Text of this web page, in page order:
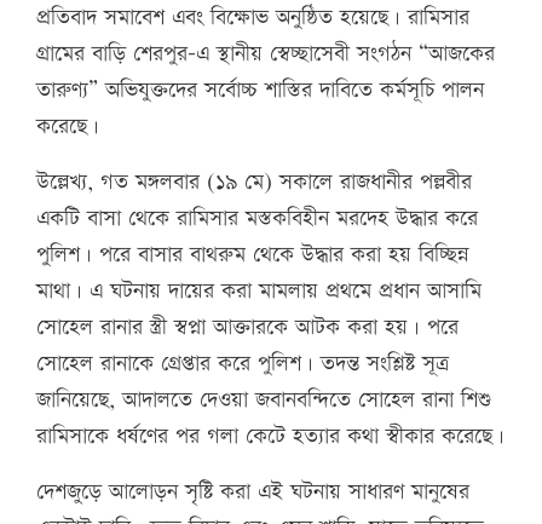
প্রতিবাদ সমাবেশ এবং বিক্ষোভ অনুষ্ঠিত হয়েছে। রামিসার
গ্রামের বাড়ি শেরপুর-এ স্থানীয় স্বেচ্ছাসেবী সংগঠন “আজকের
তারুণ্য” অভিযুক্তদের সর্বোচ্চ শাস্তির দাবিতে কর্মসূচি পালন
করেছে।
উল্লেখ্য, গত মঙ্গলবার (১৯ মে) সকালে রাজধানীর পল্লবীর
একটি বাসা থেকে রামিসার মস্তকবিহীন মরদেহ উদ্ধার করে
পুলিশ। পরে বাসার বাথরুম থেকে উদ্ধার করা হয় বিচ্ছিন্ন
মাথা। এ ঘটনায় দায়ের করা মামলায় প্রথমে প্রধান আসামি
সোহেল রানার স্ত্রী স্বপ্না আক্তারকে আটক করা হয়। পরে
সোহেল রানাকে গ্রেপ্তার করে পুলিশ। তদন্ত সংশ্লিষ্ট সূত্র
জানিয়েছে, আদালতে দেওয়া জবানবন্দিতে সোহেল রানা শিশু
রামিসাকে ধর্ষণের পর গলা কেটে হত্যার কথা স্বীকার করেছে।
দেশজুড়ে আলোড়ন সৃষ্টি করা এই ঘটনায় সাধারণ মানুষের